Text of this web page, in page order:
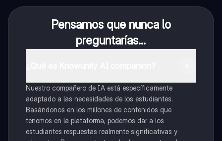
Pensamos que nunca lo
preguntarías...
Nuestro compañero de IA está específicamente
adaptado a las necesidades de los estudiantes.
Basándonos en los millones de contenidos que
tenemos en la plataforma, podemos dar a los
estudiantes respuestas realmente significativas y